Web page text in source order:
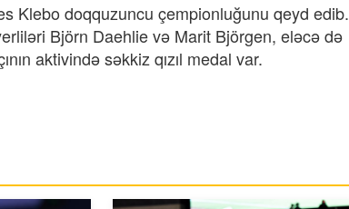
Klebo doqquzuncu çempionluğunu qeyd edib.
Björn Daehlie və Marit Björgen, eləcə də
aktivində səkkiz qızıl medal var.